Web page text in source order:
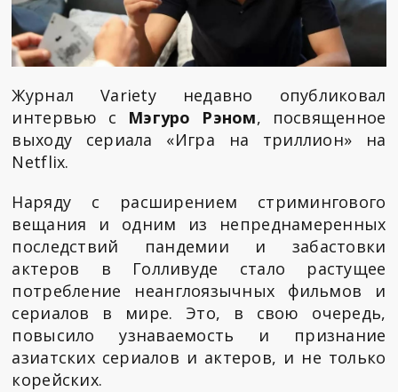
Журнал Variety недавно опубликовал
интервью с Мэгуро Рэном, посвященное
выходу сериала «Игра на триллион» на
Netflix.
Наряду с расширением стримингового
вещания и одним из непреднамеренных
последствий пандемии и забастовки
актеров в Голливуде стало растущее
потребление неанглоязычных фильмов и
сериалов в мире. Это, в свою очередь,
повысило узнаваемость и признание
азиатских сериалов и актеров, и не только
корейских.